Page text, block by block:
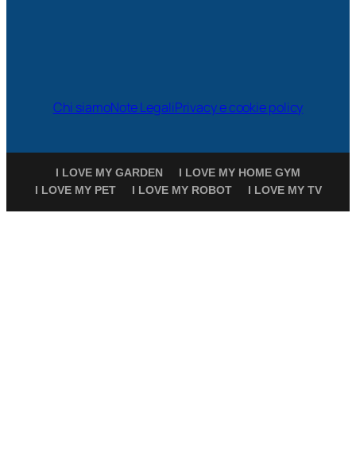
Chi siamoNote LegaliPrivacy e cookie policy
I LOVE MY GARDEN
I LOVE MY HOME GYM
I LOVE MY PET
I LOVE MY ROBOT I LOVE MY TV